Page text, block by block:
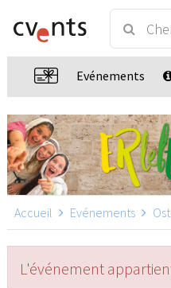
Evénements
Accueil Evénements
L'événement